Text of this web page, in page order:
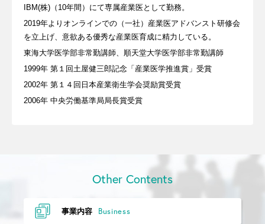
IBM(株)（10年間）にて専属産業医として勤務。
2019年よりオンラインでの（一社）産業医アドバンスト研修会
を立上げ、意欲ある優秀な産業医育成に精力している。
東海大学医学部非常勤講師、順天堂大学医学部非常勤講師
1999年 第１回土屋健三郎記念「産業医学推進賞」受賞
2002年 第１４回日本産業衛生学会奨励賞受賞
2006年 中央労働基準局局長賞受賞
Other Contents
事業内容 Business